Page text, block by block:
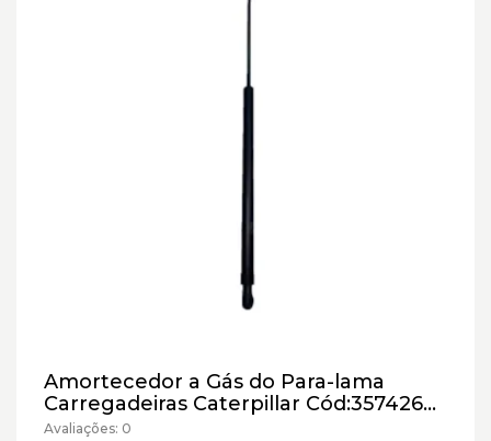
Amortecedor a Gás do Para-lama
Carregadeiras Caterpillar Cód:3574260
- Novo
Avaliações: 0